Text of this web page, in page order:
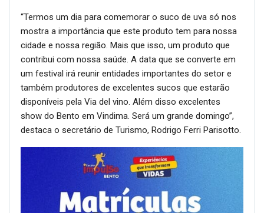
“Termos um dia para comemorar o suco de uva só nos
mostra a importância que este produto tem para nossa
cidade e nossa região. Mais que isso, um produto que
contribui com nossa saúde. A data que se converte em
um festival irá reunir entidades importantes do setor e
também produtores de excelentes sucos que estarão
disponíveis pela Via del vino. Além disso excelentes
show do Bento em Vindima. Será um grande domingo”,
destaca o secretário de Turismo, Rodrigo Ferri Parisotto.